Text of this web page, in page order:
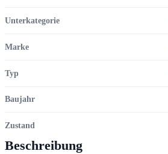
Unterkategorie
Marke
Typ
Baujahr
Zustand
Beschreibung